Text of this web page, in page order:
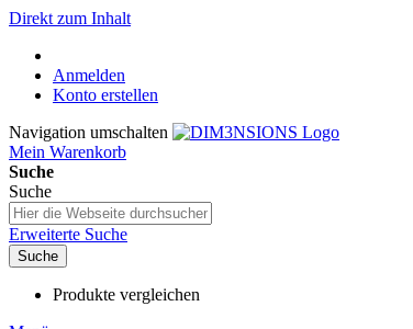
Direkt zum Inhalt
Anmelden
Konto erstellen
Navigation umschalten
Mein Warenkorb
Suche
Suche
Erweiterte Suche
Suche
Produkte vergleichen